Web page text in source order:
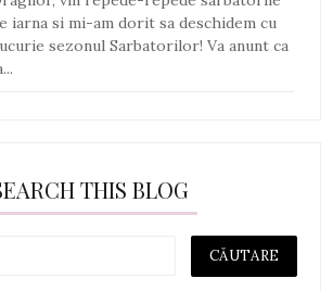
iarna si mi-am dorit sa deschidem cu
sezonul Sarbatorilor! Va anunt ca
THIS BLOG